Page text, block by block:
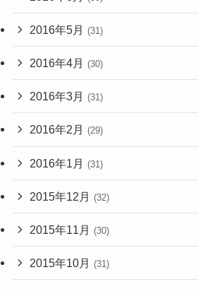
2016年5月 (31)
2016年4月 (30)
2016年3月 (31)
2016年2月 (29)
2016年1月 (31)
2015年12月 (32)
2015年11月 (30)
2015年10月 (31)